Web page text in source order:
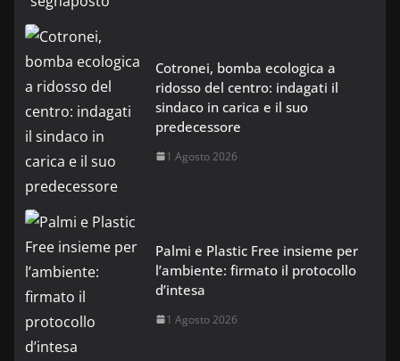
Cotronei, bomba ecologica a
ridosso del centro: indagati il
sindaco in carica e il suo
predecessore
1 Agosto 2026
Palmi e Plastic Free insieme per
l’ambiente: firmato il protocollo
d’intesa
1 Agosto 2026